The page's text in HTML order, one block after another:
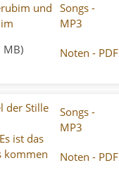
und
MB)
Songs -
MP3
Noten - PDF
der Stille
ist das
kommen
Songs -
MP3
Noten - PDF